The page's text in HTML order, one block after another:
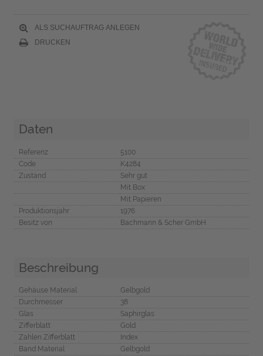
ALS SUCHAUFTRAG ANLEGEN
DRUCKEN
Daten
Referenz
5100
Code
K4284
Zustand
Sehr gut
Mit Box
Mit Papieren
Produktionsjahr
1976
Besitz von
Bachmann & Scher GmbH
Beschreibung
Gehäuse Material
Gelbgold
Durchmesser
38
Glas
Saphirglas
Zifferblatt
Gold
Zahlen Zifferblatt
Index
Band Material
Gelbgold